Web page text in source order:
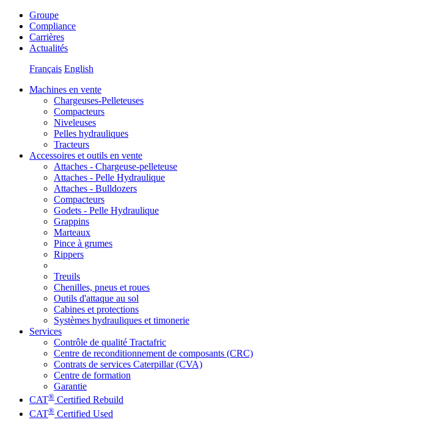
Groupe
Compliance
Carrières
Actualités
Français English
Machines en vente
Chargeuses-Pelleteuses
Compacteurs
Niveleuses
Pelles hydrauliques
Tracteurs
Accessoires et outils en vente
Attaches - Chargeuse-pelleteuse
Attaches - Pelle Hydraulique
Attaches - Bulldozers
Compacteurs
Godets - Pelle Hydraulique
Grappins
Marteaux
Pince à grumes
Rippers
Treuils
Chenilles, pneus et roues
Outils d'attaque au sol
Cabines et protections
Systèmes hydrauliques et timonerie
Services
Contrôle de qualité Tractafric
Centre de reconditionnement de composants (CRC)
Contrats de services Caterpillar (CVA)
Centre de formation
Garantie
CAT® Certified Rebuild
CAT® Certified Used